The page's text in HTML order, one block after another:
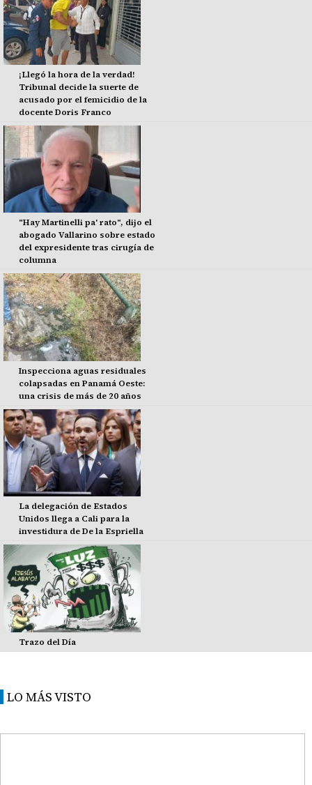
¡Llegó la hora de la verdad!
Tribunal decide la suerte de
acusado por el femicidio de la
docente Doris Franco
"Hay Martinelli pa' rato", dijo el
abogado Vallarino sobre estado
del expresidente tras cirugía de
columna
Inspecciona aguas residuales
colapsadas en Panamá Oeste:
una crisis de más de 20 años
La delegación de Estados
Unidos llega a Cali para la
investidura de De la Espriella
Trazo del Día
LO MÁS VISTO